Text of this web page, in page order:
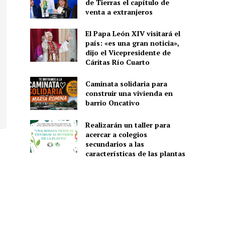
de Tierras el capítulo de
venta a extranjeros
El Papa León XIV visitará el
país: «es una gran noticia»,
dijo el Vicepresidente de
Cáritas Río Cuarto
Caminata solidaria para
construir una vivienda en
barrio Oncativo
Realizarán un taller para
acercar a colegios
secundarios a las
características de las plantas